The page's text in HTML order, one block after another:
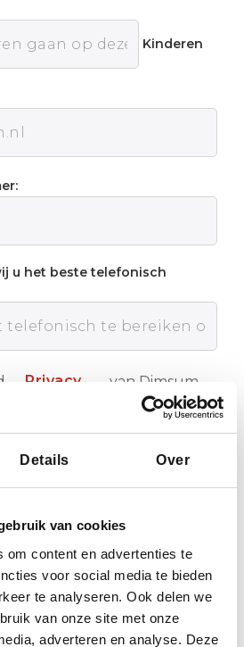
Details Over
van cookies
om content en advertenties te
voor social media te bieden
te analyseren. Ook delen we
van onze site met onze
adverteren en analyse. Deze
Kinderen
u het beste telefonisch
Privacy
van Dimsum
Reizen